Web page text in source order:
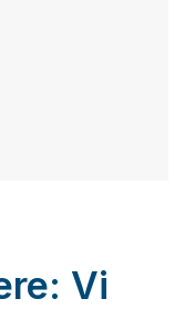
Vi